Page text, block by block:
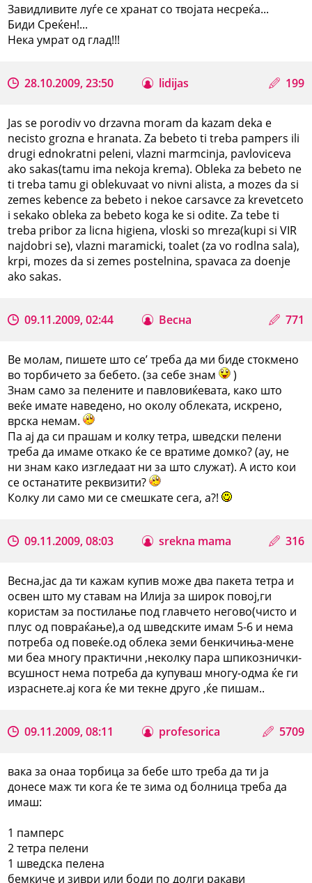
Завидливите луѓе се хранат со твојата несреќа...
Биди Среќен!...
Нека умрат од глад!!!
28.10.2009, 23:50 lidijas 199
Jas se porodiv vo drzavna moram da kazam deka e
necisto grozna e hranata. Za bebeto ti treba pampers ili
drugi ednokratni peleni, vlazni marmcinja, pavloviceva
ako sakas(tamu ima nekoja krema). Obleka za bebeto ne
ti treba tamu gi oblekuvaat vo nivni alista, a mozes da si
zemes kebence za bebeto i nekoe carsavce za krevetceto
i sekako obleka za bebeto koga ke si odite. Za tebe ti
treba pribor za licna higiena, vloski so mreza(kupi si VIR
najdobri se), vlazni maramicki, toalet (za vo rodlna sala),
krpi, mozes da si zemes postelnina, spavaca za doenje
ako sakas.
09.11.2009, 02:44 Весна 771
Ве молам, пишете што се’ треба да ми биде стокмено
во торбичето за бебето. (за себе знам
)
Знам само за пелените и павловиќевата, како што
веќе имате наведено, но околу облеката, искрено,
врска немам.
Па ај да си прашам и колку тетра, шведски пелени
треба да имаме откако ќе се вратиме домко? (ау, не
ни знам како изгледаат ни за што служат). А исто кои
се останатите реквизити?
Колку ли само ми се смешкате сега, а?!
09.11.2009, 08:03 srekna mama 316
Весна,јас да ти кажам купив може два пакета тетра и
освен што му ставам на Илија за широк повој,ги
користам за постилање под главчето негово(чисто и
плус од повраќање),а од шведските имам 5-6 и нема
потреба од повеќе.од облека земи бенкичиња-мене
ми беа многу практични ,неколку пара шпикознички-
всушност нема потреба да купуваш многу-одма ќе ги
израснете.ај кога ќе ми текне друго ,ќе пишам..
09.11.2009, 08:11 profesorica 5709
вака за онаа торбица за бебе што треба да ти ја
донесе маж ти кога ќе те зима од болница треба да
имаш:
1 памперс
2 тетра пелени
1 шведска пелена
бемкиче и зиври или боди по долги ракави